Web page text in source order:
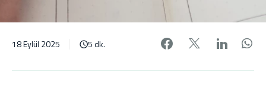
18 Eylül 2025 5 dk. Facebook'da
X'de